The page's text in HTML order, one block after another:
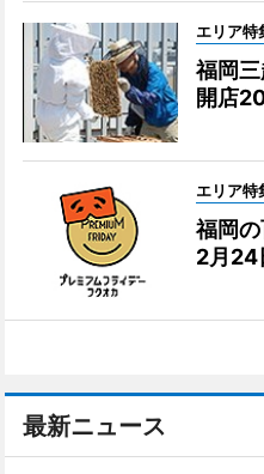
エリア特
福岡三
開店
エリア特
福岡
2月24
最新ニュース